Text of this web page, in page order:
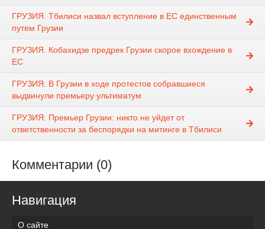
ГРУЗИЯ. Тбилиси назвал вступление в ЕС единственным
путем Грузии
ГРУЗИЯ. Кобахидзе предрек Грузии скорое вхождение в
ЕС
ГРУЗИЯ: В Грузии в ходе протестов собравшиеся
выдвинули премьеру ультиматум
ГРУЗИЯ: Премьер Грузии: никто не уйдет от
ответственности за беспорядки на митинге в Тбилиси
Комментарии (0)
Навигация
О сайте